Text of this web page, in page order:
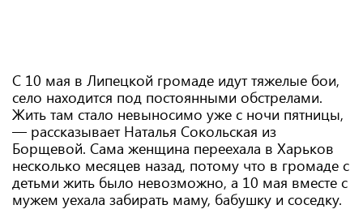
С 10 мая в Липецкой громаде идут тяжелые бои,
село находится под постоянными обстрелами.
Жить там стало невыносимо уже с ночи пятницы,
— рассказывает Наталья Сокольская из
Борщевой. Сама женщина переехала в Харьков
несколько месяцев назад, потому что в громаде с
детьми жить было невозможно, а 10 мая вместе с
мужем уехала забирать маму, бабушку и соседку.